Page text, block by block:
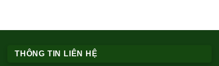
THÔNG TIN LIÊN HỆ